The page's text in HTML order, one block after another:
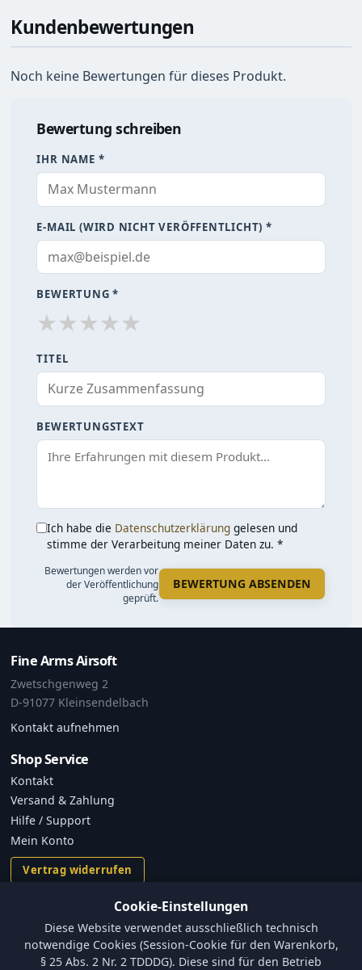
Kundenbewertungen
Noch keine Bewertungen für dieses Produkt.
Bewertung schreiben
IHR NAME *
E-MAIL (WIRD NICHT VERÖFFENTLICHT) *
BEWERTUNG *
★★★★★
TITEL
BEWERTUNGSTEXT
Ich habe die Datenschutzerklärung gelesen und
stimme der Verarbeitung meiner Daten zu. *
Bewertungen werden vor
der Veröffentlichung
geprüft.
BEWERTUNG ABSENDEN
Fine Arms Airsoft
Zwetschgenweg 2
D-91077 Kleinsendelbach
Kontakt aufnehmen
Shop Service
Kontakt
Versand & Zahlung
Hilfe / Support
Mein Konto
Vertrag widerrufen
Versand und Zahlungsbedingungen
Batterieverordnung & Sicherheitshinweise
Cookie-Einstellungen
Diese Website verwendet ausschließlich technisch
notwendige Cookies (Session-Cookie für den Warenkorb,
§ 25 Abs. 2 Nr. 2 TDDDG). Diese sind für den Betrieb